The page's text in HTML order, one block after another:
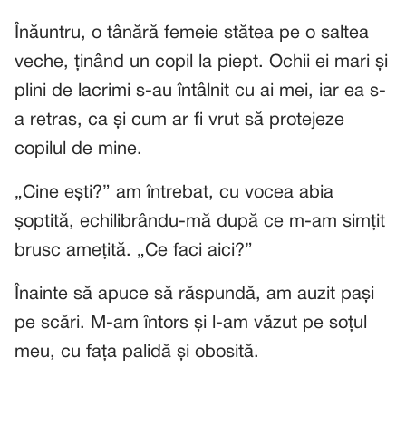
Înăuntru, o tânără femeie stătea pe o saltea
veche, ținând un copil la piept. Ochii ei mari și
plini de lacrimi s-au întâlnit cu ai mei, iar ea s-
a retras, ca și cum ar fi vrut să protejeze
copilul de mine.
„Cine ești?” am întrebat, cu vocea abia
șoptită, echilibrându-mă după ce m-am simțit
brusc amețită. „Ce faci aici?”
Înainte să apuce să răspundă, am auzit pași
pe scări. M-am întors și l-am văzut pe soțul
meu, cu fața palidă și obosită.